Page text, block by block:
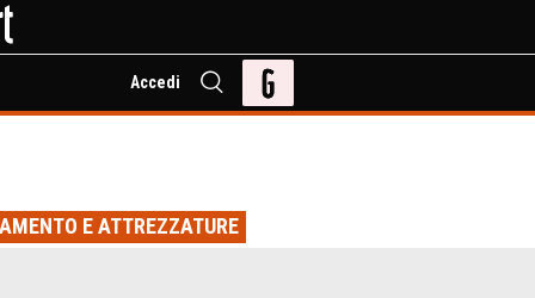
Accedi
E ATTREZZATURE